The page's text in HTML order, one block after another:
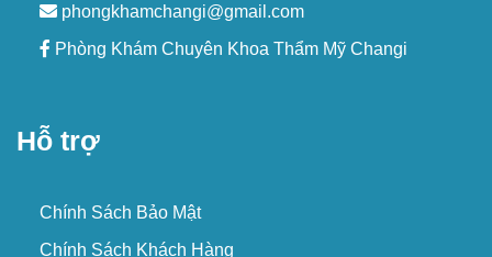
phongkhamchangi@gmail.com
Phòng Khám Chuyên Khoa Thẩm Mỹ Changi
Hỗ trợ
Chính Sách Bảo Mật
Chính Sách Khách Hàng